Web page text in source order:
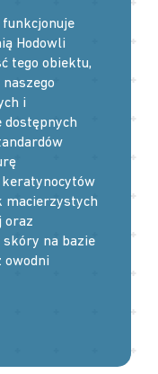
funkcjonuje
Hodowli
tego obiektu,
i
dostępnych
macierzystych
oraz
skóry na bazie
owodni